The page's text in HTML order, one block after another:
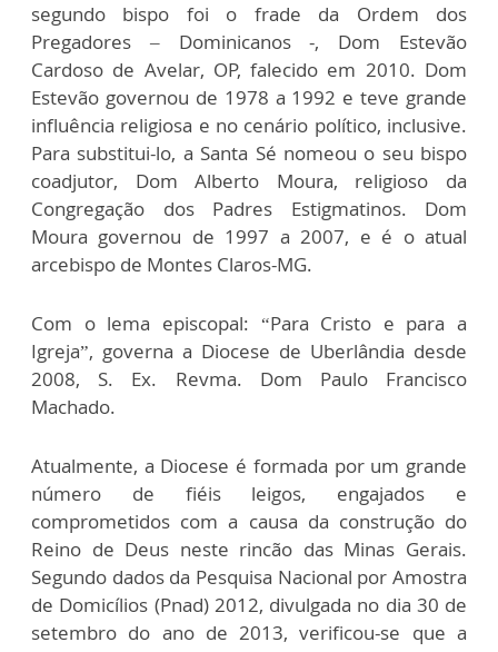
segundo bispo foi o frade da Ordem dos
Pregadores – Dominicanos -, Dom Estevão
Cardoso de Avelar, OP, falecido em 2010. Dom
Estevão governou de 1978 a 1992 e teve grande
influência religiosa e no cenário político, inclusive.
Para substitui-lo, a Santa Sé nomeou o seu bispo
coadjutor, Dom Alberto Moura, religioso da
Congregação dos Padres Estigmatinos. Dom
Moura governou de 1997 a 2007, e é o atual
arcebispo de Montes Claros-MG.
Com o lema episcopal: “Para Cristo e para a
Igreja”, governa a Diocese de Uberlândia desde
2008, S. Ex. Revma. Dom Paulo Francisco
Machado.
Atualmente, a Diocese é formada por um grande
número de fiéis leigos, engajados e
comprometidos com a causa da construção do
Reino de Deus neste rincão das Minas Gerais.
Segundo dados da Pesquisa Nacional por Amostra
de Domicílios (Pnad) 2012, divulgada no dia 30 de
setembro do ano de 2013, verificou-se que a